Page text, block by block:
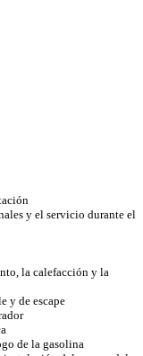
y el servicio durante el
la calefacción y la
y de escape
de la gasolina